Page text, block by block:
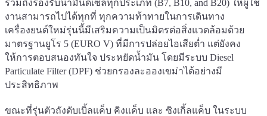
รวมถึงรองรับน้ำมันดีเซลทุกประเภท (B7, B10, and B20) ให้ผู้ใช้
งานสามารถไปได้ทุกที่ ทุกความท้าทายในการเดินทาง
เครื่องยนต์ใหม่รุ่นนี้มีเสริมความเป็นมิตรต่อสิ่งแวดล้อมด้วย
มาตรฐานยูโร 5 (EURO V) ที่มีการปล่อยไอเสียต่ำ แต่ยังคง
ให้การตอบสนองทันใจ ประหยัดน้ำมัน โดยมีระบบ Diesel
Particulate Filter (DPF) ช่วยกรองละอองเขม่าได้อย่างมี
ประสิทธิภาพ
ขณะที่รุ่นตัวถังดับเบิ้ลแค็บ คิงแค็บ และ ซิงเกิ้ลแค็บ ในระบบ